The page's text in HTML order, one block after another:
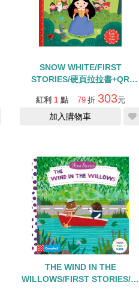
SNOW WHITE/FIRST
STORIES/硬頁拉拉書+QR
紅利 1 點 79 折 303元
加入購物車
THE WIND IN THE
WILLOWS/FIRST STORIES/硬